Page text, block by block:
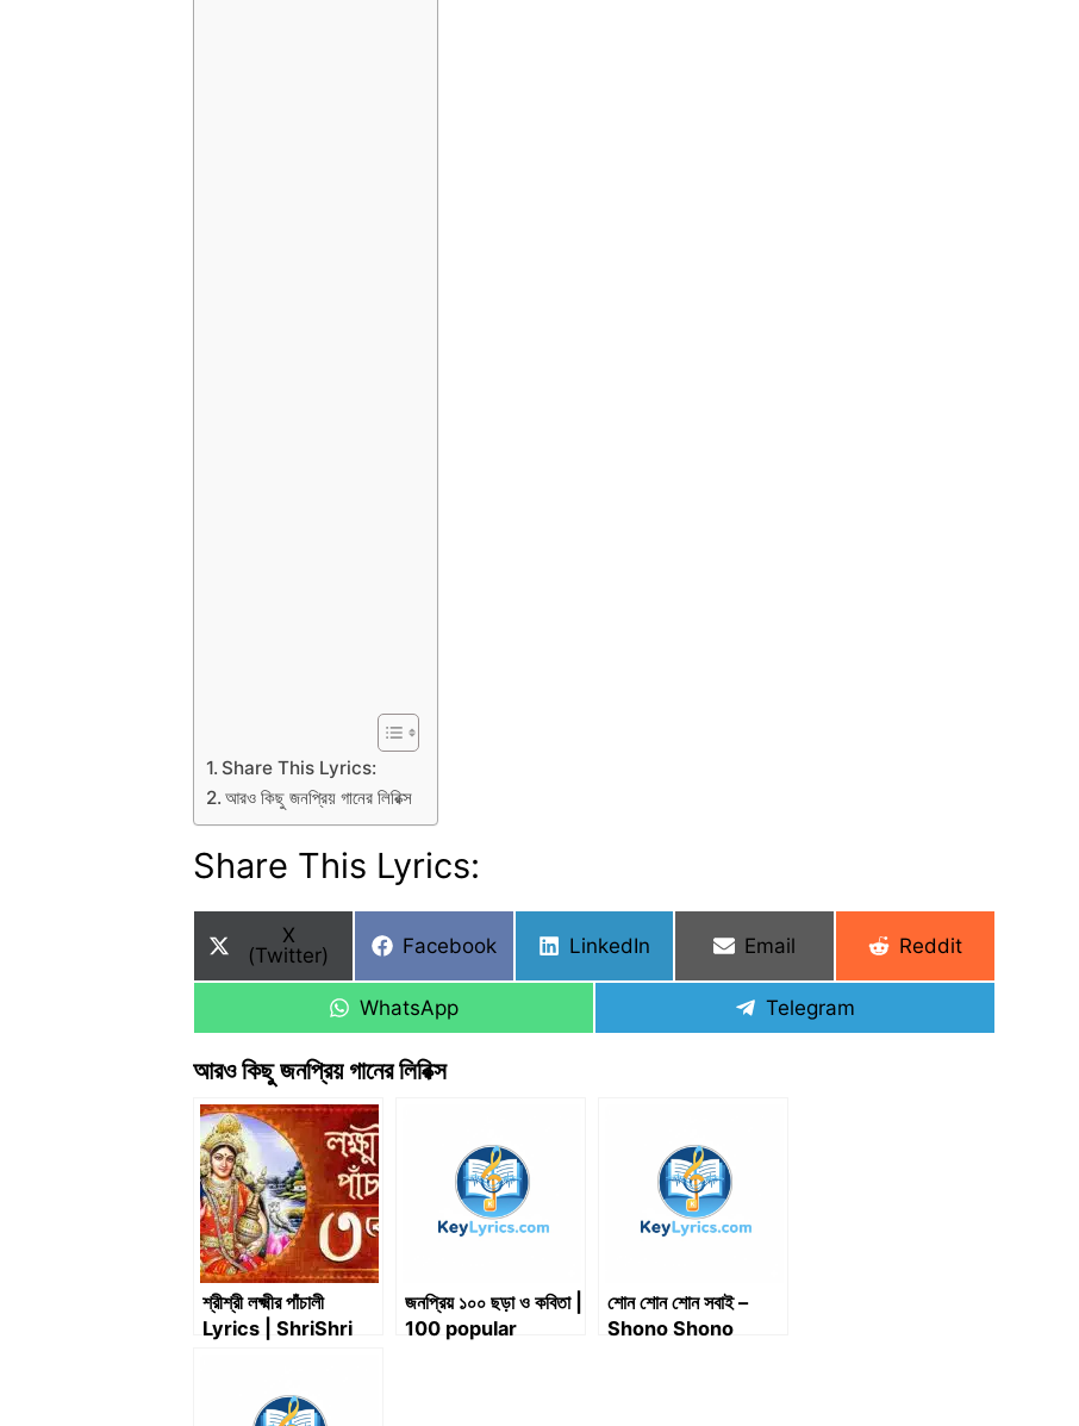
Share This Lyrics:
আরও কিছু জনপ্রিয় গানের লিরিক্স
Share This Lyrics:
Share
on
X
(Twitter)
Share
Facebook
Share
LinkedIn
Share
Email
Share
Reddit
Share
WhatsApp
Share
Telegram
আরও কিছু জনপ্রিয় গানের লিরিক্স
শ্রীশ্রী লক্ষ্মীর পাঁচালী
Lyrics | ShriShri
জনপ্রিয় ১০০ ছড়া ও কবিতা |
100 popular
শোন শোন শোন সবাই –
Shono Shono